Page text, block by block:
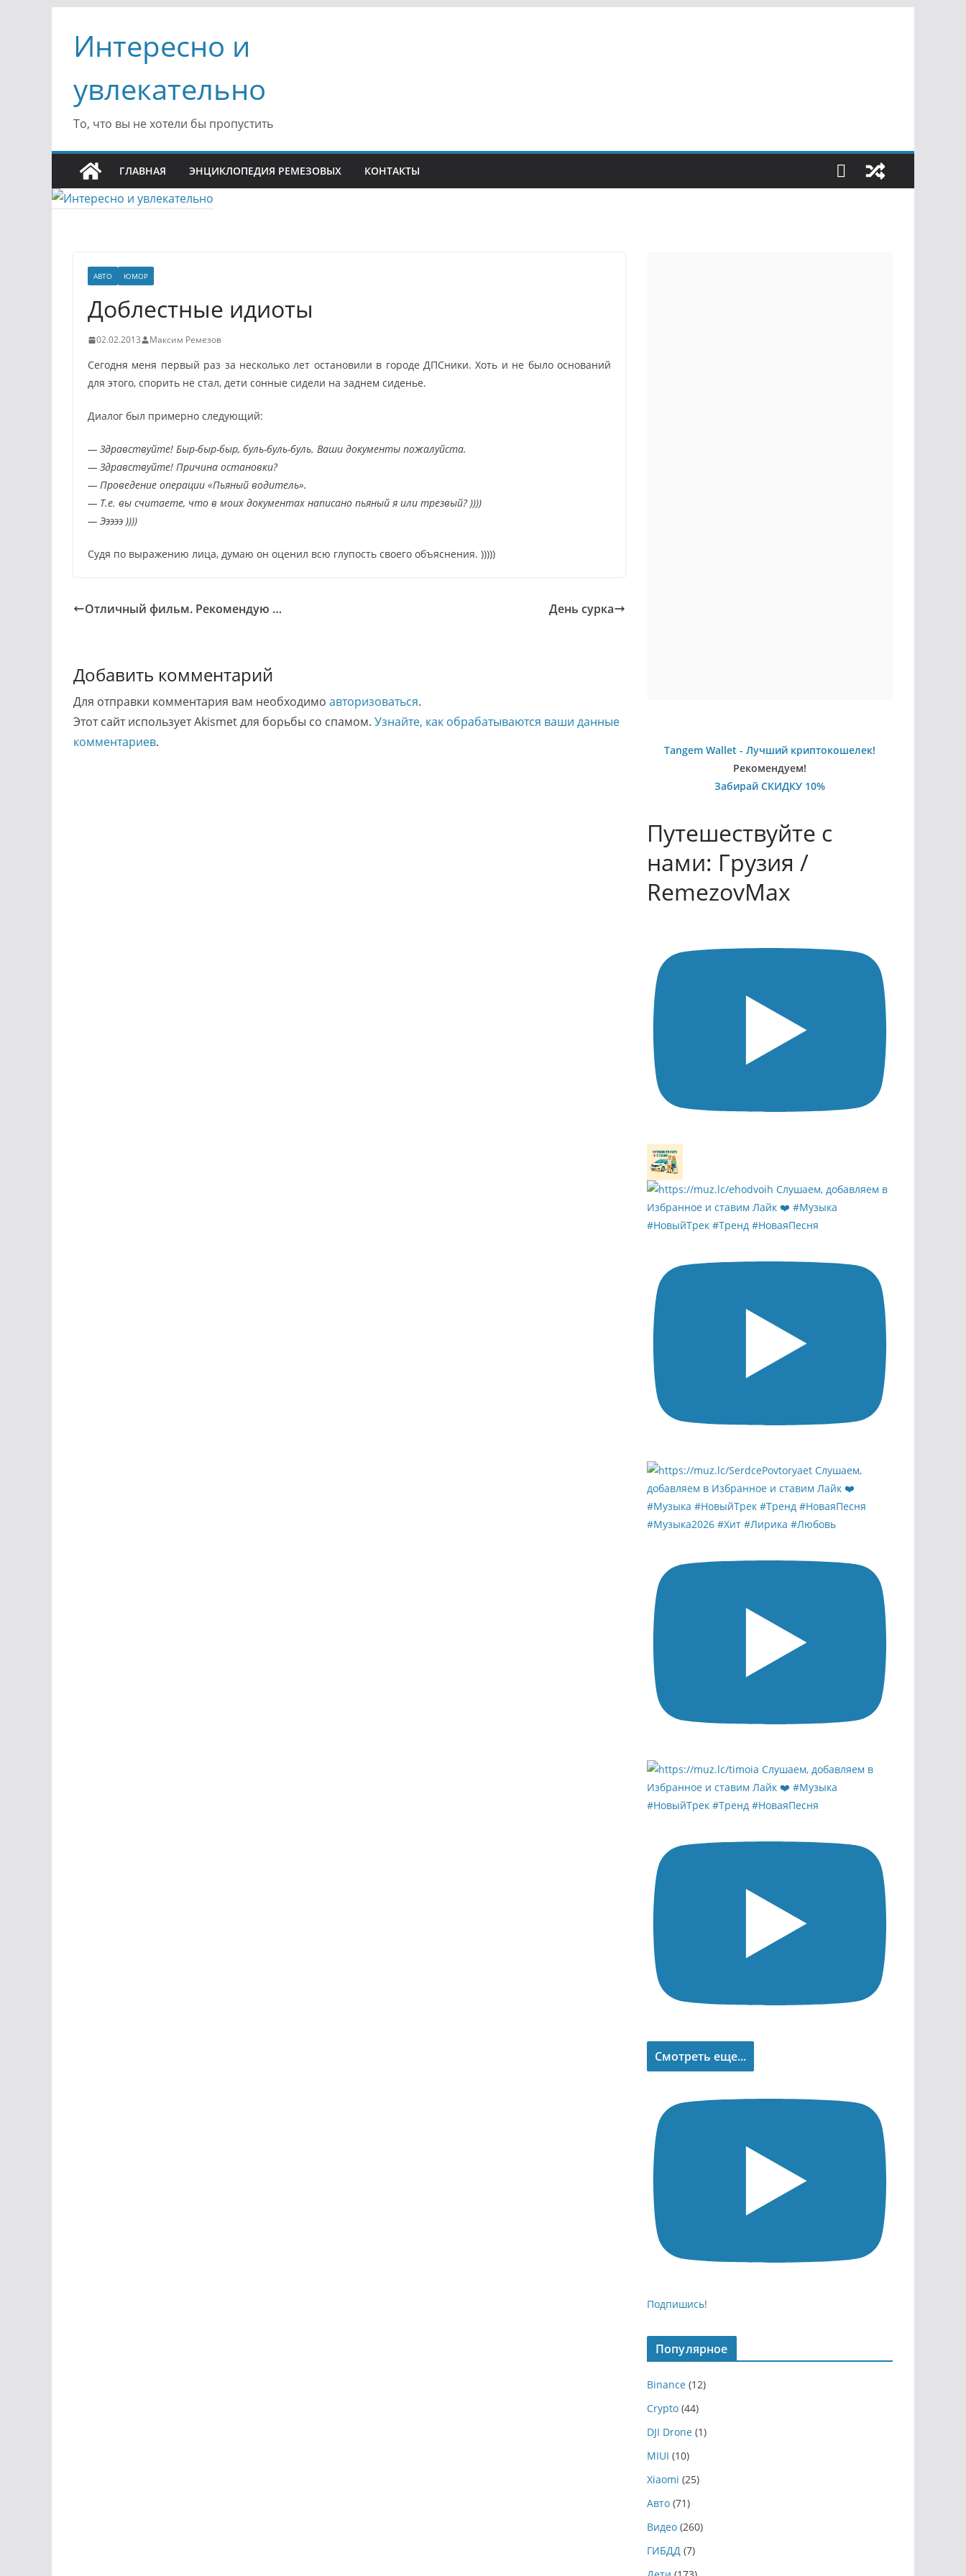
содержимому
Интересно и
увлекательно
То, что вы не хотели бы пропустить
ГЛАВНАЯ ЭНЦИКЛОПЕДИЯ РЕМЕЗОВЫХ КОНТАКТЫ
АВТО ЮМОР
Доблестные идиоты
02.02.2013 Максим Ремезов
Сегодня меня первый раз за несколько лет остановили в городе ДПСники. Хоть и не было оснований
для этого, спорить не стал, дети сонные сидели на заднем сиденье.
Диалог был примерно следующий:
— Здравствуйте! Быр-быр-быр, буль-буль-буль. Ваши документы пожалуйста.
— Здравствуйте! Причина остановки?
— Проведение операции «Пьяный водитель».
— Т.е. вы считаете, что в моих документах написано пьяный я или трезвый? ))))
— Эээээ ))))
Судя по выражению лица, думаю он оценил всю глупость своего объяснения. )))))
Отличный фильм. Рекомендую … День сурка
Добавить комментарий
Для отправки комментария вам необходимо авторизоваться.
Этот сайт использует Akismet для борьбы со спамом. Узнайте, как обрабатываются ваши данные
комментариев.
Tangem Wallet - Лучший криптокошелек!
Рекомендуем!
Забирай СКИДКУ 10%
Путешествуйте с
нами: Грузия /
RemezovMax
Смотреть еще...
Подпишись!
Популярное
Binance (12)
Crypto (44)
DJI Drone (1)
MIUI (10)
Xiaomi (25)
Авто (71)
Видео (260)
ГИБДД (7)